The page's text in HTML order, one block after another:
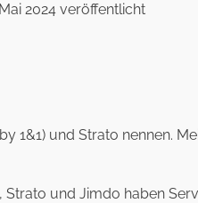
2024 veröffentlicht
und Strato nennen.
und Jimdo haben